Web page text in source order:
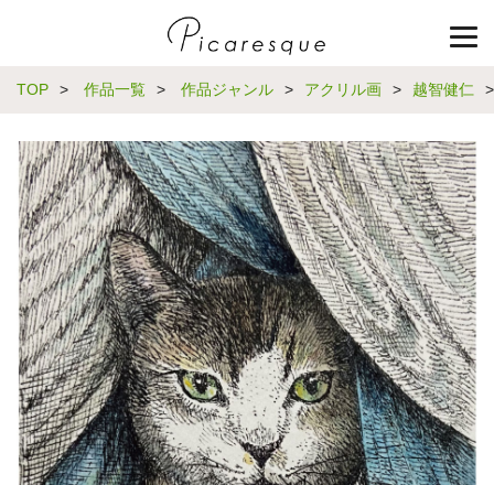
TOP > 作品一覧 > 作品ジャンル > アクリル画 > 越智健仁 >